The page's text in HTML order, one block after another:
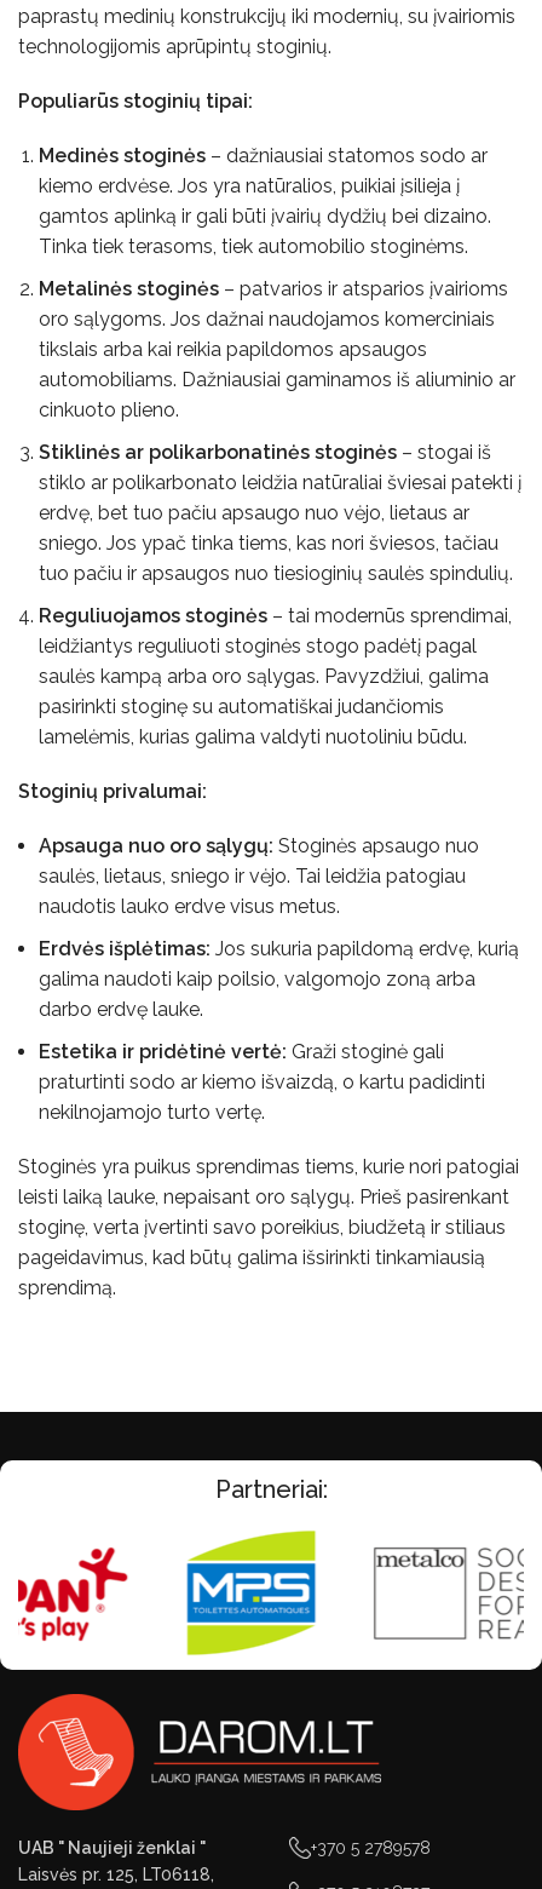
paprastų medinių konstrukcijų iki modernių, su įvairiomis
technologijomis aprūpintų stoginių.
Populiarūs stoginių tipai:
Medinės stoginės – dažniausiai statomos sodo ar
kiemo erdvėse. Jos yra natūralios, puikiai įsilieja į
gamtos aplinką ir gali būti įvairių dydžių bei dizaino.
Tinka tiek terasoms, tiek automobilio stoginėms.
Metalinės stoginės – patvarios ir atsparios įvairioms
oro sąlygoms. Jos dažnai naudojamos komerciniais
tikslais arba kai reikia papildomos apsaugos
automobiliams. Dažniausiai gaminamos iš aliuminio ar
cinkuoto plieno.
Stiklinės ar polikarbonatinės stoginės – stogai iš
stiklo ar polikarbonato leidžia natūraliai šviesai patekti į
erdvę, bet tuo pačiu apsaugo nuo vėjo, lietaus ar
sniego. Jos ypač tinka tiems, kas nori šviesos, tačiau
tuo pačiu ir apsaugos nuo tiesioginių saulės spindulių.
Reguliuojamos stoginės – tai modernūs sprendimai,
leidžiantys reguliuoti stoginės stogo padėtį pagal
saulės kampą arba oro sąlygas. Pavyzdžiui, galima
pasirinkti stoginę su automatiškai judančiomis
lamelėmis, kurias galima valdyti nuotoliniu būdu.
Stoginių privalumai:
Apsauga nuo oro sąlygų: Stoginės apsaugo nuo
saulės, lietaus, sniego ir vėjo. Tai leidžia patogiau
naudotis lauko erdve visus metus.
Erdvės išplėtimas: Jos sukuria papildomą erdvę, kurią
galima naudoti kaip poilsio, valgomojo zoną arba
darbo erdvę lauke.
Estetika ir pridėtinė vertė: Graži stoginė gali
praturtinti sodo ar kiemo išvaizdą, o kartu padidinti
nekilnojamojo turto vertę.
Stoginės yra puikus sprendimas tiems, kurie nori patogiai
leisti laiką lauke, nepaisant oro sąlygų. Prieš pasirenkant
stoginę, verta įvertinti savo poreikius, biudžetą ir stiliaus
pageidavimus, kad būtų galima išsirinkti tinkamiausią
sprendimą.
Partneriai:
UAB " Naujieji ženklai "
Laisvės pr. 125, LT06118,
+370 5 2789578